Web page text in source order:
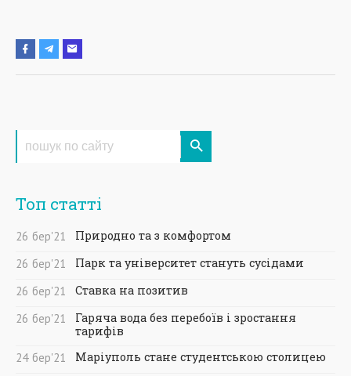
Топ статті
26 бер'21
Природно та з комфортом
26 бер'21
Парк та університет стануть сусідами
26 бер'21
Ставка на позитив
26 бер'21
Гаряча вода без перебоїв і зростання
тарифів
24 бер'21
Маріуполь стане студентською столицею